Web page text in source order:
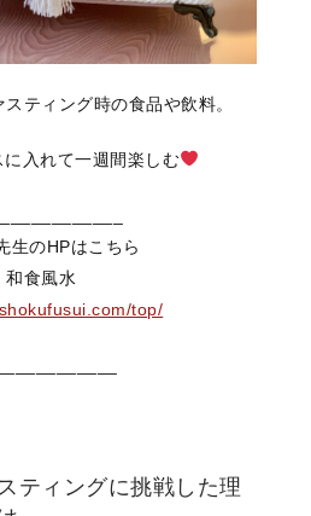
ティング時の食品や飲料。
入れて一週間楽しむ
生のHPはこちら
和食風水
top/
ティングに挑戦した理